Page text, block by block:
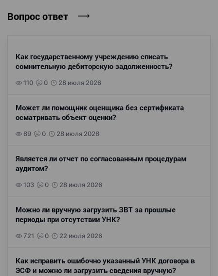
Вопрос ответ
Как государственному учреждению списать
сомнительную дебиторскую задолженность?
110 0 28 июля 2026
Может ли помощник оценщика без сертификата
осматривать объект оценки?
89 0 28 июля 2026
Является ли отчет по согласованным процедурам
аудитом?
103 0 28 июля 2026
Можно ли вручную загрузить ЗВТ за прошлые
периоды при отсутствии УНК?
721 0 22 июля 2026
Как исправить ошибочно указанный УНК договора в
ЭСФ и можно ли загрузить сведения вручную?